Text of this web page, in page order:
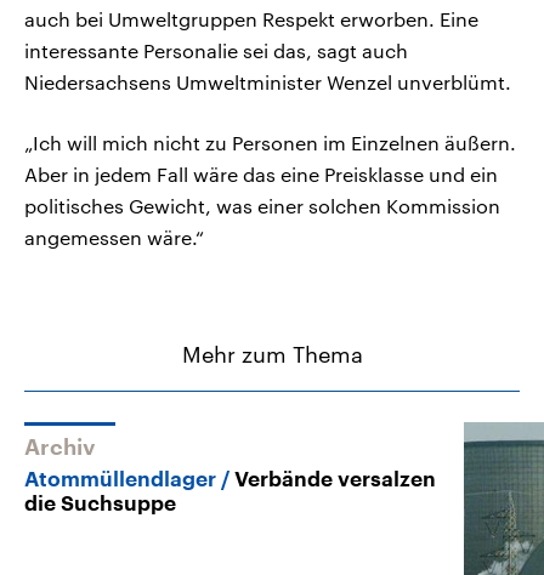
auch bei Umweltgruppen Respekt erworben. Eine
interessante Personalie sei das, sagt auch
Niedersachsens Umweltminister Wenzel unverblümt.
„Ich will mich nicht zu Personen im Einzelnen äußern.
Aber in jedem Fall wäre das eine Preisklasse und ein
politisches Gewicht, was einer solchen Kommission
angemessen wäre.“
Mehr zum Thema
Archiv
Atommüllendlager
Verbände versalzen
die Suchsuppe